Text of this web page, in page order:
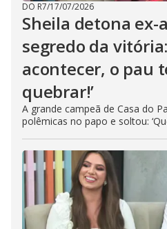
DO R7/17/07/2026
Sheila detona ex-
segredo da
acontecer, o pau
quebrar!’
A grande campeã de Casa do
polêmicas no papo e soltou: